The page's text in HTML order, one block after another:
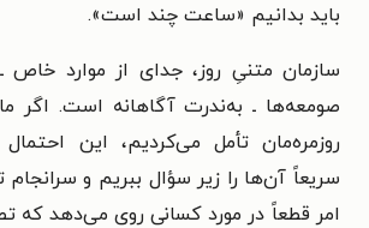
باید بدانیم «ساعت چند است».
سازمان متنیِ روز، جدای از موارد خاص
صومعه‌ها ـ به‌ندرت آگاهانه است. اگر
روزمره‌مان تأمل می‌کردیم، این
سریعاً آن‌ها را زیر سؤال ببریم و
امر قطعاً در مورد کسانی روی می‌دهد که